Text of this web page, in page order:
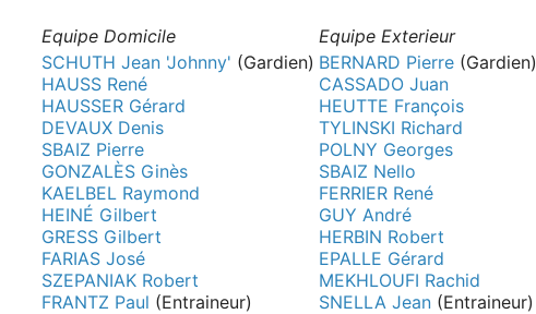
Equipe Domicile
Equipe Exterieur
SCHUTH Jean 'Johnny' (Gardien)
HAUSS René
HAUSSER Gérard
DEVAUX Denis
SBAIZ Pierre
GONZALÈS Ginès
KAELBEL Raymond
HEINÉ Gilbert
GRESS Gilbert
FARIAS José
SZEPANIAK Robert
FRANTZ Paul (Entraineur)
BERNARD Pierre(Gardien)
CASSADO Juan
HEUTTE François
TYLINSKI Richard
POLNY Georges
SBAIZ Nello
FERRIER René
GUY André
HERBIN Robert
EPALLE Gérard
MEKHLOUFI Rachid
SNELLA Jean(Entraineur)